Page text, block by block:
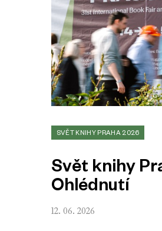
SVĚT KNIHY PRAHA 2026
Svět knihy
Ohlédnutí
12. 06. 2026